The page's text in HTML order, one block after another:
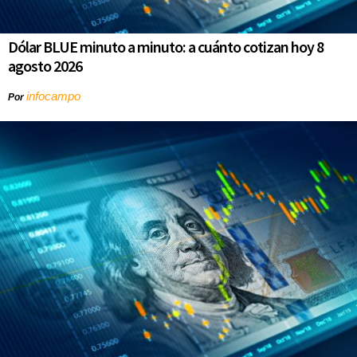
Dólar BLUE minuto a minuto: a cuánto cotizan hoy 8
agosto 2026
Porinfocampo